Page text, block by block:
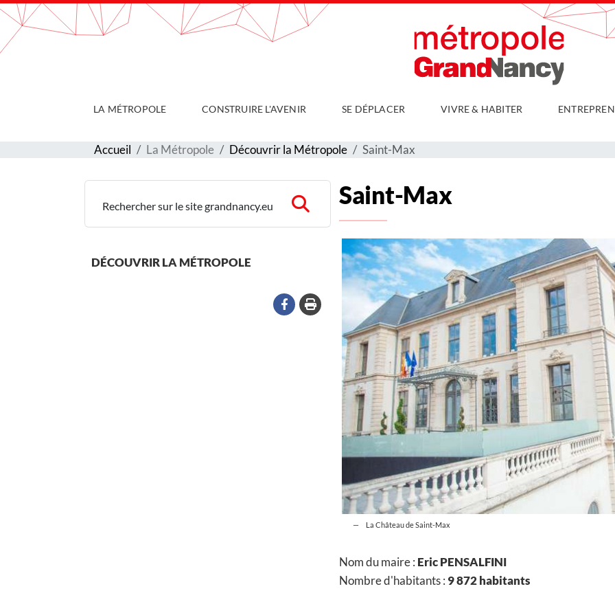
Gestion de vos préférences sur les cookies
LA MÉTROPOLE CONSTRUIRE L'AVENIR SE DÉPLACER VIVRE & HABITER
Accueil La Métropole Découvrir la Métropole Saint-Max
Rechercher sur le site grandnancy.eu
DÉCOUVRIR LA MÉTROPOLE
Saint-Max
La Château de Saint-Max
Nom du maire : Eric PENSALFINI
Nombre d'habitants : 9 872 habitants